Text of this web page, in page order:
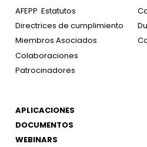
AFEPP Estatutos
Directrices de cumplimiento
Miembros Asociados
Colaboraciones
Patrocinadores
APLICACIONES
DOCUMENTOS
WEBINARS